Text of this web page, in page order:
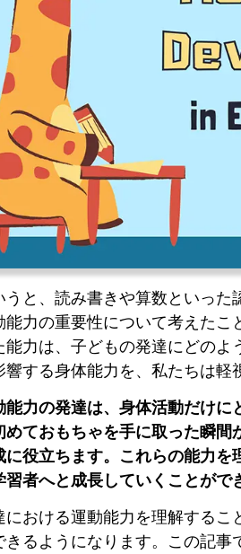
うと、読み書きや算数といっ
能力の重要性について考えた
能力は、子どもの発達にどの
する身体能力を、私たちは軽
能力の発達は、身体活動だけ
めておもちゃを手に取った瞬
に役立ちます。これらの能力
者へと成長していくことがで
における運動能力を理解する
きるようになります。この記